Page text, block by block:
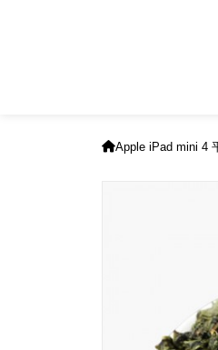
Apple iPad mini 4